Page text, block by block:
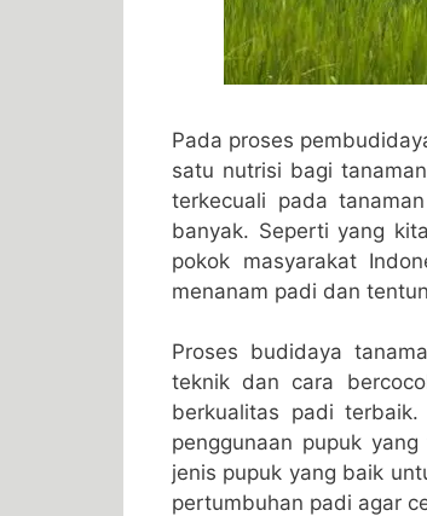
Pada proses
satu nutrisi bagi
terkecuali pada
banyak. Seperti yang
pokok masyarakat
menanam padi dan
Proses budidaya
teknik dan cara
berkualitas padi
penggunaan pupuk
jenis pupuk yang baik
pertumbuhan padi agar